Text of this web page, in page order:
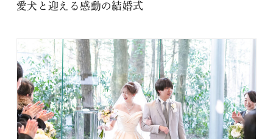
愛犬と迎える感動の結婚式